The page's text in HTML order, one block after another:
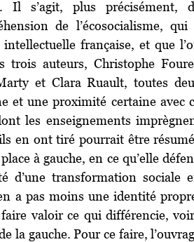
Il s’agit, plus précisément,
de l’écosocialisme, qui
française, et que
trois auteurs, Christophe
et Clara Ruault, toutes
et une proximité certaine avec
les enseignements
en ont tiré pourrait être
à gauche, en ce qu’elle
d’une transformation sociale
a pas moins une identité
valoir ce qui différencie,
la gauche. Pour ce faire,